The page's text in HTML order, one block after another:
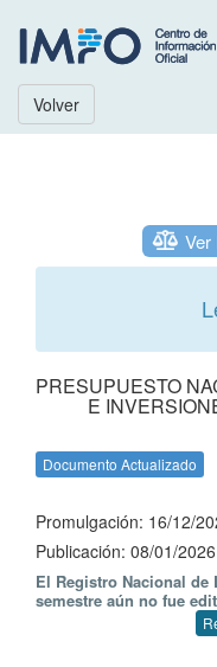
Volver
Ver
PRESUPUESTO
E
Documento Actualizado
Promulgación: 16/12/
Publicación: 08/01/2026
El Registro Nacional de
semestre aún no fue